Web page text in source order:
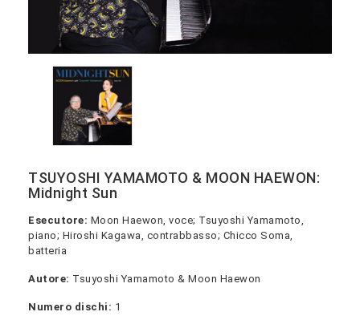
TSUYOSHI YAMAMOTO & MOON HAEWON:
Midnight Sun
Esecutore: Moon Haewon, voce; Tsuyoshi Yamamoto,
piano; Hiroshi Kagawa, contrabbasso; Chicco Soma,
batteria
Autore: Tsuyoshi Yamamoto & Moon Haewon
Numero dischi: 1